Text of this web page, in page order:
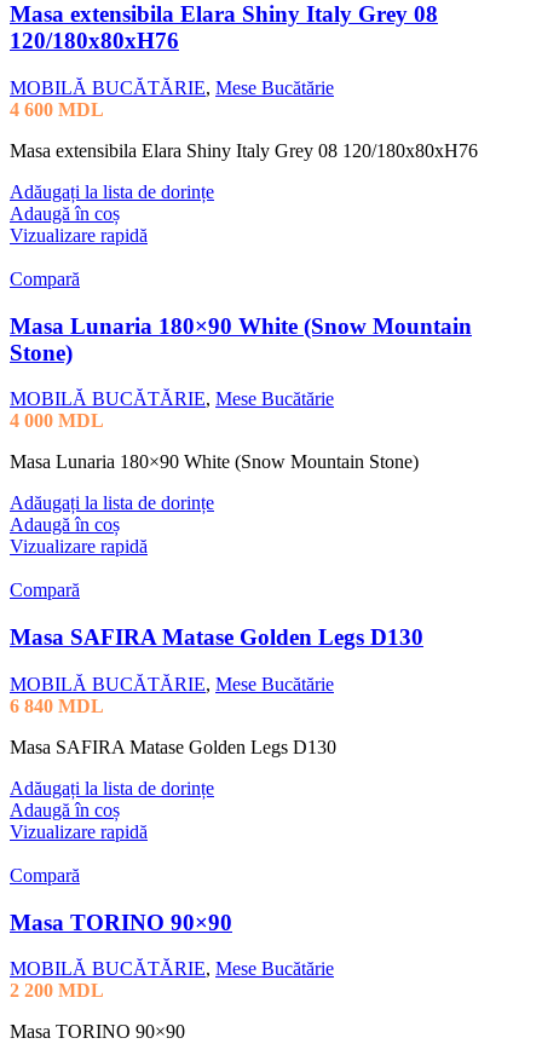
Masa extensibila Elara Shiny Italy Grey 08
120/180x80xH76
MOBILĂ BUCĂTĂRIE, Mese Bucătărie
4 600 MDL
Masa extensibila Elara Shiny Italy Grey 08 120/180x80xH76
Adăugați la lista de dorințe
Adaugă în coș
Vizualizare rapidă
Compară
Masa Lunaria 180×90 White (Snow Mountain
Stone)
MOBILĂ BUCĂTĂRIE, Mese Bucătărie
4 000 MDL
Masa Lunaria 180×90 White (Snow Mountain Stone)
Adăugați la lista de dorințe
Adaugă în coș
Vizualizare rapidă
Compară
Masa SAFIRA Matase Golden Legs D130
MOBILĂ BUCĂTĂRIE, Mese Bucătărie
6 840 MDL
Masa SAFIRA Matase Golden Legs D130
Adăugați la lista de dorințe
Adaugă în coș
Vizualizare rapidă
Compară
Masa TORINO 90×90
MOBILĂ BUCĂTĂRIE, Mese Bucătărie
2 200 MDL
Masa TORINO 90×90